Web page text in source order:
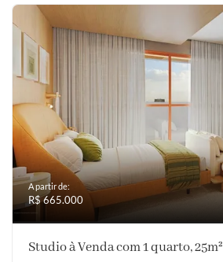
A partir de:
R$ 665.000
Studio à Venda com 1 quarto, 25m²